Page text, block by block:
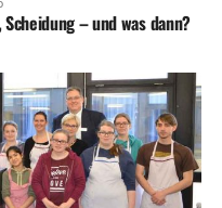
– und was dann?